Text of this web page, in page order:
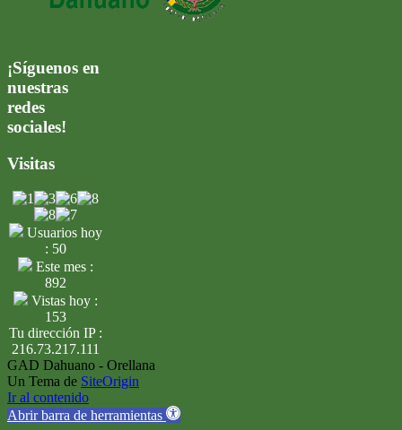
¡Síguenos en
nuestras
redes
sociales!
Visitas
Usuarios hoy
: 50
Este mes :
892
Vistas hoy :
153
Tu dirección IP :
216.73.217.111
GAD Dahuano - Orellana
Un Tema de SiteOrigin
Ir al contenido
Abrir barra de herramientas